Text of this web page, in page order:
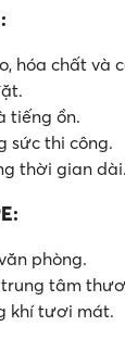
hóa chất và
tiếng ồn.
sức thi công.
thời gian dài.
phòng.
tâm
khí tươi mát.